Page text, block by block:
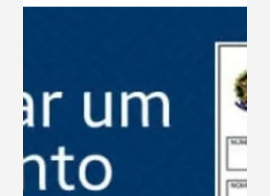
Como emitir Nota Fiscal sendo MEI -
Aprenda agora
Aprenda a emitir Nota Fiscal como MEI com nosso vídeo
passo-a-passo. Instale gratuitamente o emissor agora!